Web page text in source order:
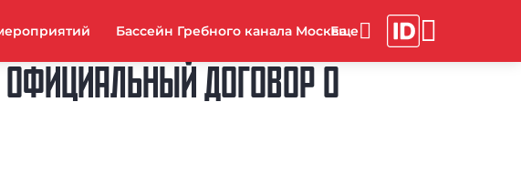
Бассейн Гребного канала Москва
ДОГОВОР О